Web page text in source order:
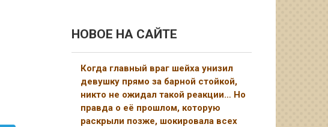
НОВОЕ НА САЙТЕ
Когда главный враг шейха унизил
девушку прямо за барной стойкой,
никто не ожидал такой реакции… Но
правда о её прошлом, которую
раскрыли позже, шокировала всех